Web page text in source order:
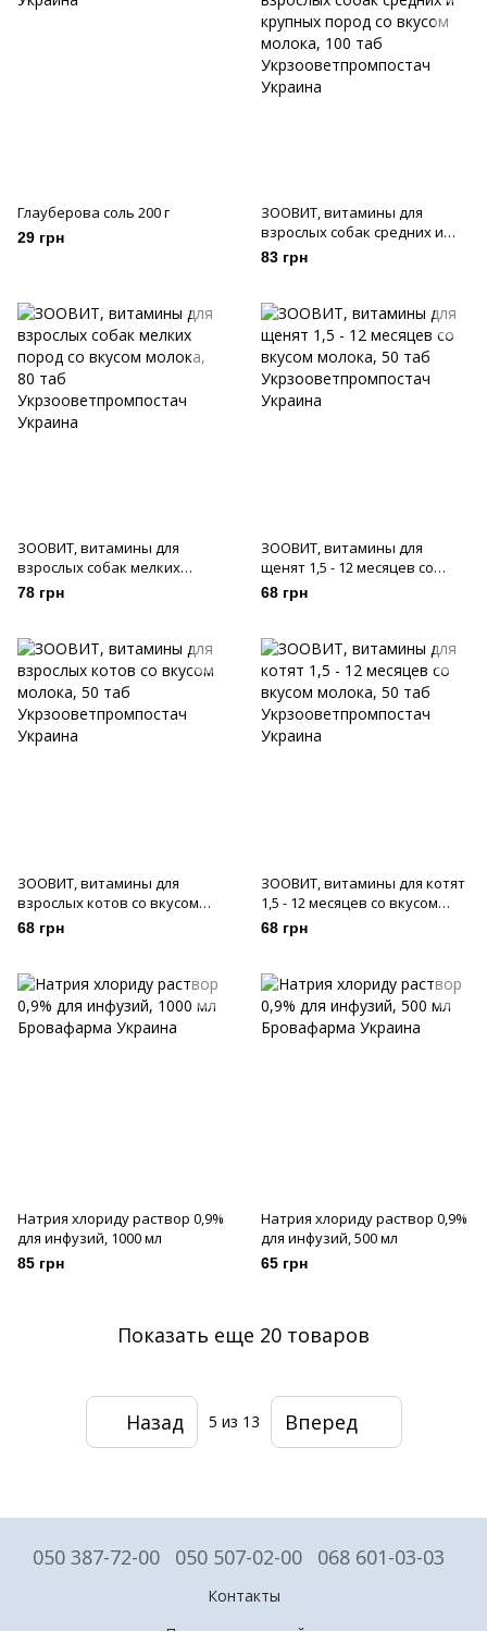
Глауберова соль 200 г
29 грн
ЗООВИТ, витамины для
взрослых собак средних и
крупных пород со вкусом
молока, 100 таб
83 грн
ЗООВИТ, витамины для
взрослых собак мелких
пород со вкусом молока, 80
78 грн
ЗООВИТ, витамины для
щенят 1,5 - 12 месяцев со
вкусом молока, 50 таб
68 грн
ЗООВИТ, витамины для
взрослых котов со вкусом
молока, 50 таб
68 грн
ЗООВИТ, витамины для котят
1,5 - 12 месяцев со вкусом
молока, 50 таб
68 грн
Натрия хлориду раствор 0,9%
для инфузий, 1000 мл
85 грн
Натрия хлориду раствор 0,9%
для инфузий, 500 мл
65 грн
Показать еще 20 товаров
Назад 5 из 13 Вперед
050 387-72-00 050 507-02-00 068 601-03-03
Контакты